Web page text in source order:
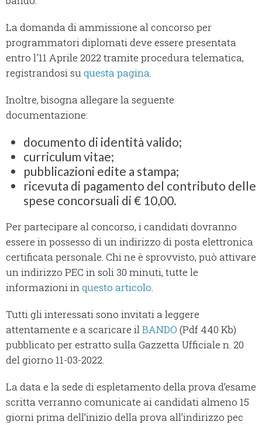
La domanda di ammissione al concorso per
programmatori diplomati deve essere presentata
entro l'11 Aprile 2022 tramite procedura telematica,
registrandosi suquesta pagina.
Inoltre, bisogna allegare la seguente
documentazione:
documento di identità valido;
curriculum vitae;
pubblicazioni edite a stampa;
ricevuta di pagamento del contributo delle
spese concorsuali di € 10,00.
Per partecipare al concorso, i candidati dovranno
essere in possesso di un indirizzo di posta elettronica
certificata personale. Chi ne è sprovvisto, può attivare
un indirizzo PEC in soli 30 minuti, tutte le
informazioni inquesto articolo.
Tutti gli interessati sono invitati a leggere
attentamente e a scaricare ilBANDO (Pdf 440 Kb)
pubblicato per estratto sulla Gazzetta Ufficiale n. 20
del giorno 11-03-2022.
La data e la sede di espletamento della prova d’esame
scritta verranno comunicate ai candidati almeno 15
giorni prima dell’inizio della prova all’indirizzo pec